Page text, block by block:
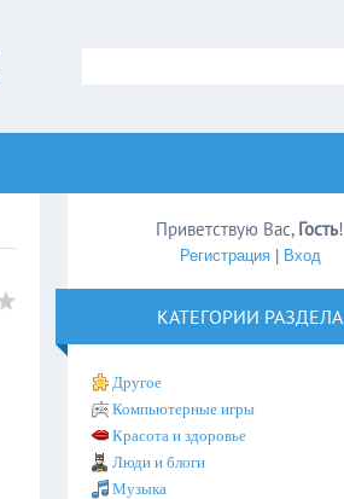
Приветствую Вас, Гость!
Регистрация| Вход
КАТЕГОРИИ РАЗДЕЛА
Другое
Компьютерные игры
Красота и здоровье
Люди и блоги
Музыка